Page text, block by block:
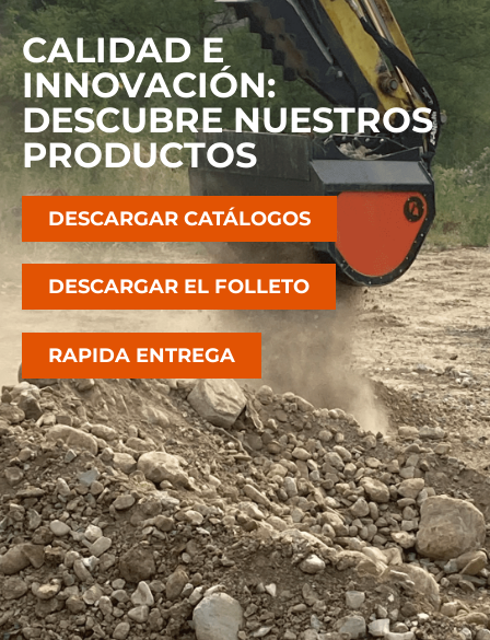
CALIDAD E
INNOVACIÓN:
DESCUBRE NUESTROS
PRODUCTOS
DESCARGAR CATÁLOGOS
DESCARGAR EL FOLLETO
RAPIDA ENTREGA